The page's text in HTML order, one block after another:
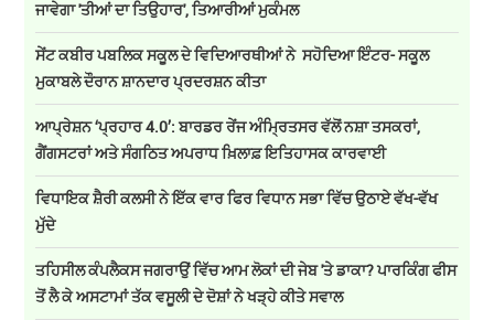
ਜਾਵੇਗਾ 'ਤੀਆਂ ਦਾ ਤਿਉਹਾਰ', ਤਿਆਰੀਆਂ ਮੁਕੰਮਲ
ਸੇਂਟ ਕਬੀਰ ਪਬਲਿਕ ਸਕੂਲ ਦੇ ਵਿਦਿਆਰਥੀਆਂ ਨੇ ਸਹੋਦਿਆ ਇੰਟਰ- ਸਕੂਲ
ਮੁਕਾਬਲੇ ਦੌਰਾਨ ਸ਼ਾਨਦਾਰ ਪ੍ਰਦਰਸ਼ਨ ਕੀਤਾ
ਆਪ੍ਰੇਸ਼ਨ ‘ਪ੍ਰਹਾਰ 4.0’: ਬਾਰਡਰ ਰੇਂਜ ਅੰਮ੍ਰਿਤਸਰ ਵੱਲੋਂ ਨਸ਼ਾ ਤਸਕਰਾਂ,
ਗੈਂਗਸਟਰਾਂ ਅਤੇ ਸੰਗਠਿਤ ਅਪਰਾਧ ਖ਼ਿਲਾਫ਼ ਇਤਿਹਾਸਕ ਕਾਰਵਾਈ
ਵਿਧਾਇਕ ਸ਼ੈਰੀ ਕਲਸੀ ਨੇ ਇੱਕ ਵਾਰ ਫਿਰ ਵਿਧਾਨ ਸਭਾ ਵਿੱਚ ਉਠਾਏ ਵੱਖ-ਵੱਖ
ਮੁੱਦੇ
ਤਹਿਸੀਲ ਕੰਪਲੈਕਸ ਜਗਰਾਉਂ ਵਿੱਚ ਆਮ ਲੋਕਾਂ ਦੀ ਜੇਬ 'ਤੇ ਡਾਕਾ? ਪਾਰਕਿੰਗ ਫੀਸ
ਤੋਂ ਲੈ ਕੇ ਅਸਟਾਮਾਂ ਤੱਕ ਵਸੂਲੀ ਦੇ ਦੋਸ਼ਾਂ ਨੇ ਖੜ੍ਹੇ ਕੀਤੇ ਸਵਾਲ